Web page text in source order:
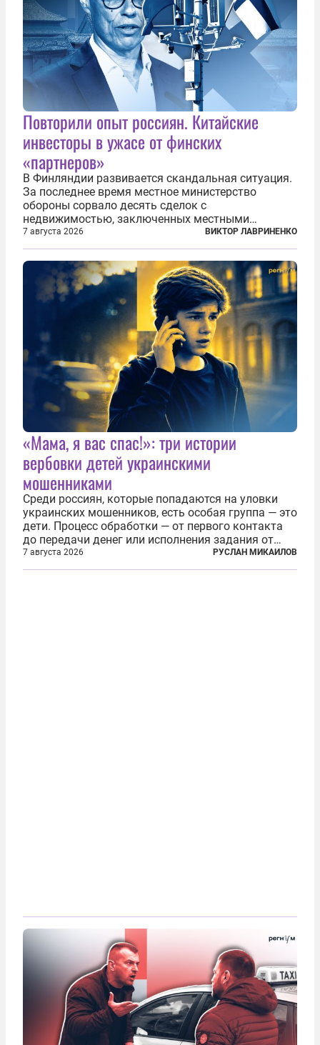
Повторили опыт россиян. Китайские
инвесторы в ужасе от финских
«партнеров»
В Финляндии развивается скандальная ситуация.
За последнее время местное министерство
обороны сорвало десять сделок с
недвижимостью, заключенных местными
фирмами с китайским капиталом. Чиновники
заявили, что они могли заключаться с целью
создания в Финляндии шпионской сети, чтобы
следить за...
7 августа 2026 ВИКТОР ЛАВРИНЕНКО
«Мама, я вас спас!»: три истории
вербовки детей украинскими
мошенниками
Среди россиян, которые попадаются на уловки
украинских мошенников, есть особая группа — это
дети. Процесс обработки — от первого контакта
до передачи денег или исполнения задания от
кураторов может занять от двух часов до
нескольких месяцев. Детей превращают в
7 августа 2026 РУСЛАН МИКАИЛОВ